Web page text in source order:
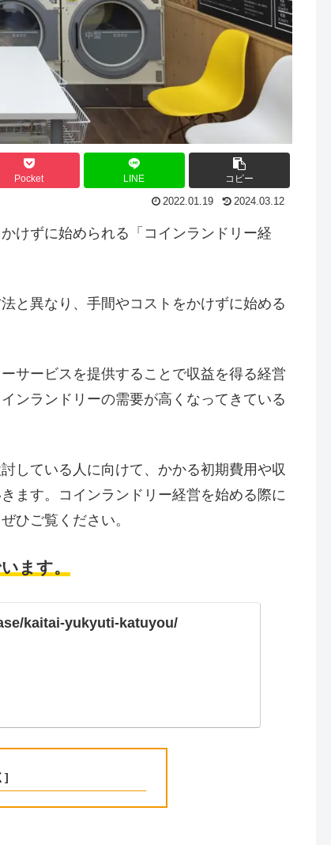
Pocket LINE コピー
2022.01.19 2024.03.12
けずに始められる「コインランドリー経
と異なり、手間やコストをかけずに始める
サービスを提供することで収益を得る経営
ンランドリーの需要が高くなってきている
している人に向けて、かかる初期費用や収
ます。コインランドリー経営を始める際に
ひご覧ください。
ます。
kaitai-yukyuti-katuyou/